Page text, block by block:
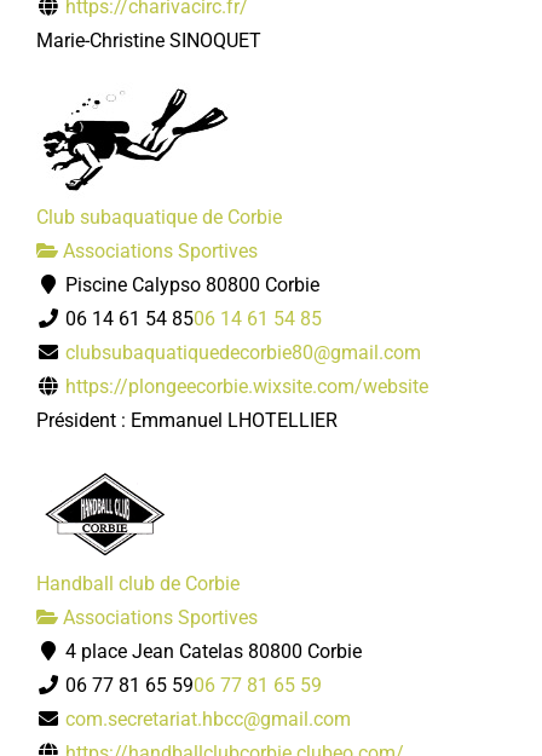
https://charivacirc.fr/
Marie-Christine SINOQUET
Club subaquatique de Corbie
Associations Sportives
Piscine Calypso 80800 Corbie
06 14 61 54 8506 14 61 54 85
clubsubaquatiquedecorbie80@gmail.com
https://plongeecorbie.wixsite.com/website
Président : Emmanuel LHOTELLIER
Handball club de Corbie
Associations Sportives
4 place Jean Catelas 80800 Corbie
06 77 81 65 5906 77 81 65 59
com.secretariat.hbcc@gmail.com